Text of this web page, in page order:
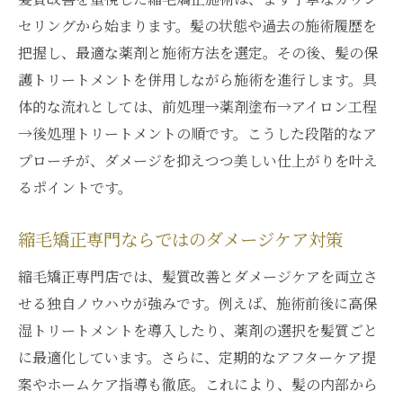
セリングから始まります。髪の状態や過去の施術履歴を
把握し、最適な薬剤と施術方法を選定。その後、髪の保
護トリートメントを併用しながら施術を進行します。具
体的な流れとしては、前処理→薬剤塗布→アイロン工程
→後処理トリートメントの順です。こうした段階的なア
プローチが、ダメージを抑えつつ美しい仕上がりを叶え
るポイントです。
縮毛矯正専門ならではのダメージケア対策
縮毛矯正専門店では、髪質改善とダメージケアを両立さ
せる独自ノウハウが強みです。例えば、施術前後に高保
湿トリートメントを導入したり、薬剤の選択を髪質ごと
に最適化しています。さらに、定期的なアフターケア提
案やホームケア指導も徹底。これにより、髪の内部から